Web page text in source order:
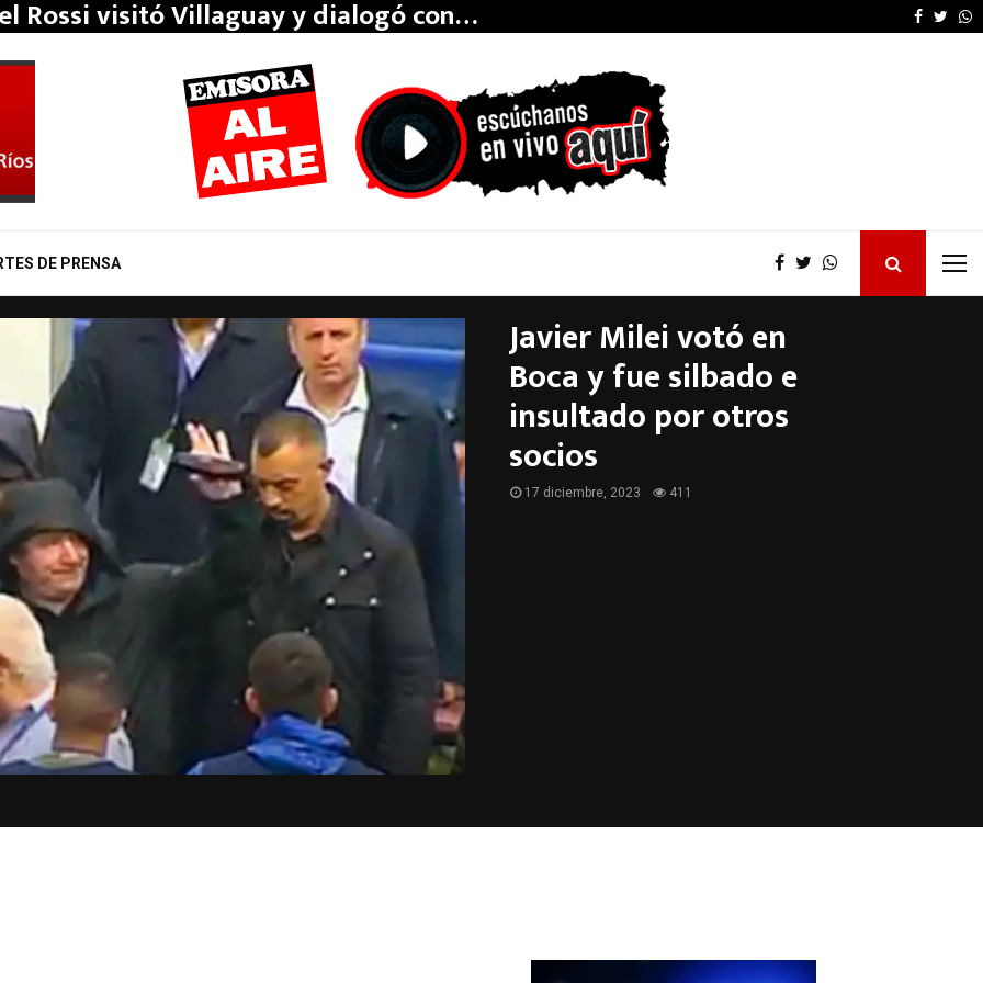
Rossi visitó Villaguay y dialogó con… Kicillof desautorizó
DE PRENSA
Javier Milei votó en
Boca y fue silbado e
insultado por otros
socios
17 diciembre, 2023 411